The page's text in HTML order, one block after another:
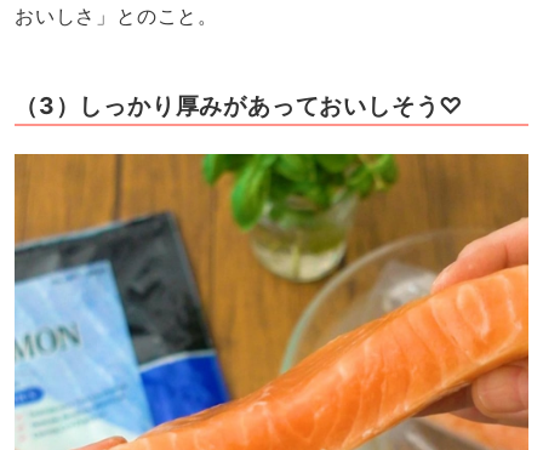
おいしさ」とのこと。
（3）しっかり厚みがあっておいしそう♡